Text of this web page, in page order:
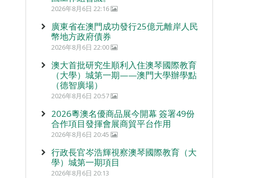
2026年8月6日 22:16
廣東省在澳門成功發行25億元離岸人民
幣地方政府債券
2026年8月6日 22:00
澳大首批研究生順利入住澳琴國際教育
（大學）城第一期——澳門大學辦學點
（德智廣場）
2026年8月6日 20:57
2026粵澳名優商品展今開幕 簽署49份
合作項目發揮會展商貿平台作用
2026年8月6日 20:45
行政長官岑浩輝視察澳琴國際教育（大
學）城第一期項目
2026年8月6日 20:13